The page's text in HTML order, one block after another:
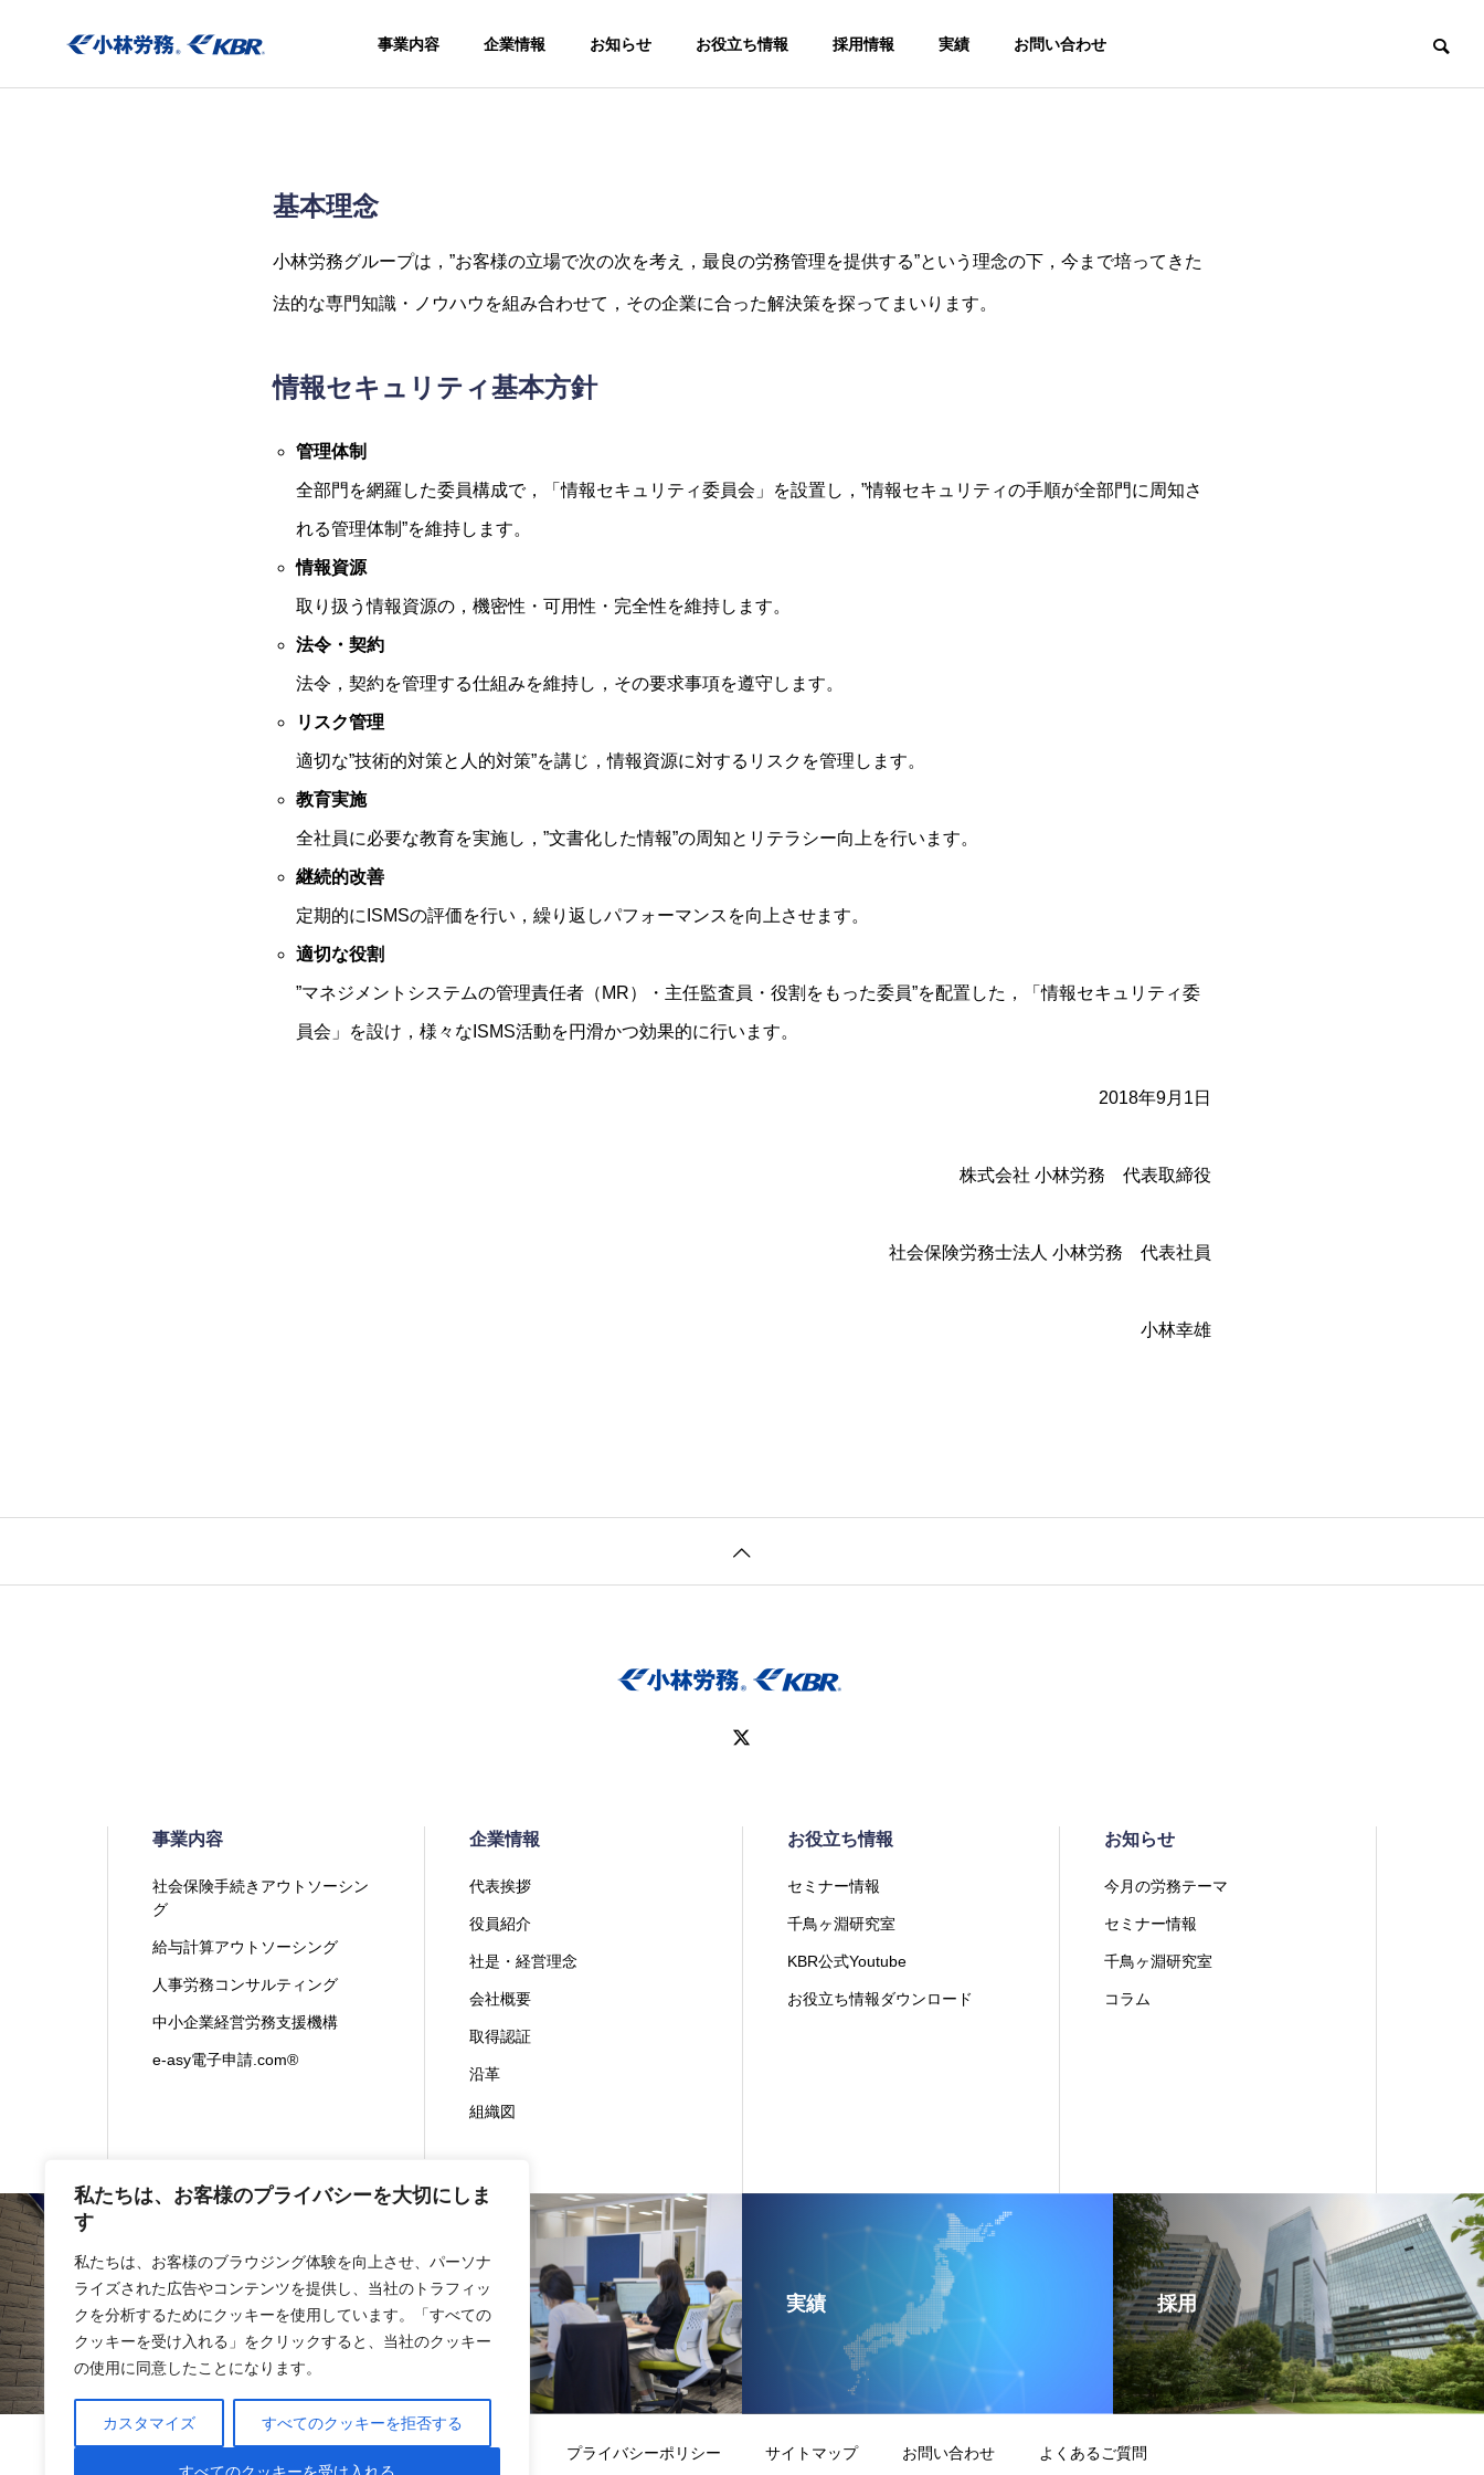
私たちは、お客様のプライバシーを大切にしま
す
私たちは、お客様のブラウジング体験を向上させ、パーソナ
ライズされた広告やコンテンツを提供し、当社のトラフィッ
クを分析するためにクッキーを使用しています。「すべての
クッキーを受け入れる」をクリックすると、当社のクッキー
の使用に同意したことになります。
カスタマイズ すべてのクッキーを拒否する
事業内容 企業情報 お知らせ お役立ち情報 採用情報 実績 お問い合わせ
社会保険手続
Social
給与計算アウ
基本理念
小林労務グループは，”お客様の立場で次の次を考え，最良の労務管理を提供する”という理念の下，今まで培ってきた
法的な専門知識・ノウハウを組み合わせて，その企業に合った解決策を探ってまいります。
情報セキュリティ基本方針
管理体制
全部門を網羅した委員構成で，「情報セキュリティ委員会」を設置し，”情報セキュリティの手順が全部門に周知さ
れる管理体制”を維持します。
情報資源
取り扱う情報資源の，機密性・可用性・完全性を維持します。
法令・契約
法令，契約を管理する仕組みを維持し，その要求事項を遵守します。
リスク管理
適切な”技術的対策と人的対策”を講じ，情報資源に対するリスクを管理します。
教育実施
全社員に必要な教育を実施し，”文書化した情報”の周知とリテラシー向上を行います。
継続的改善
定期的にISMSの評価を行い，繰り返しパフォーマンスを向上させます。
適切な役割
”マネジメントシステムの管理責任者（MR）・主任監査員・役割をもった委員”を配置した，「情報セキュリティ委
員会」を設け，様々なISMS活動を円滑かつ効果的に行います。
2018年9月1日
株式会社 小林労務 代表取締役
社会保険労務士法人 小林労務 代表社員
小林幸雄
事業内容
社会保険手続きアウトソーシン
グ
給与計算アウトソーシング
人事労務コンサルティング
中小企業経営労務支援機構
e-asy電子申請.com®
企業情報
代表挨拶
役員紹介
社是・経営理念
会社概要
取得認証
沿革
組織図
お役立ち情報
セミナー情報
千鳥ヶ淵研究室
KBR公式Youtube
お役立ち情報ダウンロード
お知らせ
今月の労務テーマ
セミナー情報
千鳥ヶ淵研究室
コラム
会社概要 事業内容 実績 採用
情報セキュリティ基本方針 プライバシーポリシー サイトマップ お問い合わせ よくあるご質問